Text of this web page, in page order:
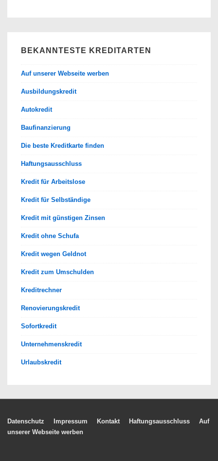
BEKANNTESTE KREDITARTEN
Auf unserer Webseite werben
Ausbildungskredit
Autokredit
Baufinanzierung
Die beste Kreditkarte finden
Haftungsausschluss
Kredit für Arbeitslose
Kredit für Selbständige
Kredit mit günstigen Zinsen
Kredit ohne Schufa
Kredit wegen Geldnot
Kredit zum Umschulden
Kreditrechner
Renovierungskredit
Sofortkredit
Unternehmenskredit
Urlaubskredit
Footer-
Datenschutz Impressum Kontakt Haftungsausschluss
Auf
unserer Webseite werben